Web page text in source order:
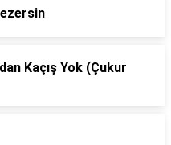
Kaçış Yok (Çukur